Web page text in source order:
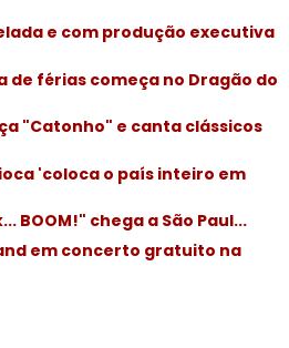
e com produção executiva
de férias começa no Dragão do
"Catonho" e canta clássicos
'coloca o país inteiro em
BOOM!" chega a São Paul...
em concerto gratuito na